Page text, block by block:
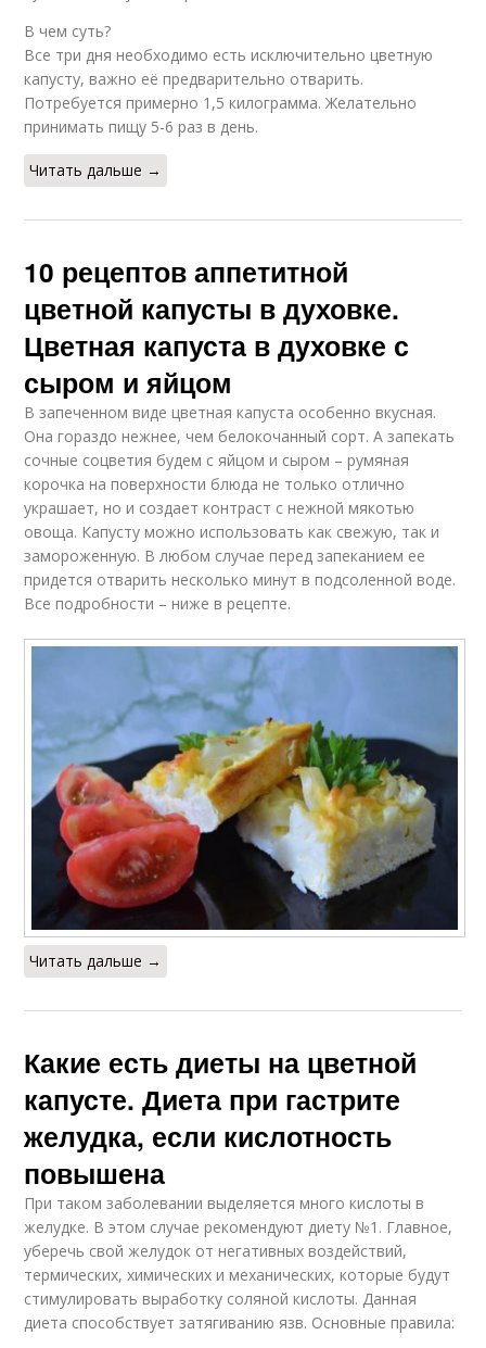
В чем суть?
Все три дня необходимо есть исключительно цветную
капусту, важно её предварительно отварить.
Потребуется примерно 1,5 килограмма. Желательно
принимать пищу 5-6 раз в день.
Читать дальше →
10 рецептов аппетитной
цветной капусты в духовке.
Цветная капуста в духовке с
сыром и яйцом
В запеченном виде цветная капуста особенно вкусная.
Она гораздо нежнее, чем белокочанный сорт. А запекать
сочные соцветия будем с яйцом и сыром – румяная
корочка на поверхности блюда не только отлично
украшает, но и создает контраст с нежной мякотью
овоща. Капусту можно использовать как свежую, так и
замороженную. В любом случае перед запеканием ее
придется отварить несколько минут в подсоленной воде.
Все подробности – ниже в рецепте.
Читать дальше →
Какие есть диеты на цветной
капусте. Диета при гастрите
желудка, если кислотность
повышена
При таком заболевании выделяется много кислоты в
желудке. В этом случае рекомендуют диету №1. Главное,
уберечь свой желудок от негативных воздействий,
термических, химических и механических, которые будут
стимулировать выработку соляной кислоты. Данная
диета способствует затягиванию язв. Основные правила: